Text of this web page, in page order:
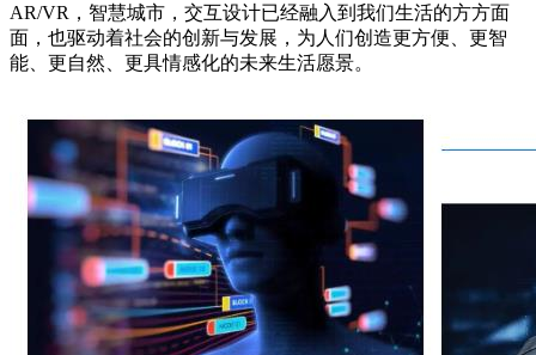
AR/VR，智慧城市，交互设计已经融入到我们生活的方方面
面，也驱动着社会的创新与发展，为人们创造更方便、更智
能、更自然、更具情感化的未来生活愿景。